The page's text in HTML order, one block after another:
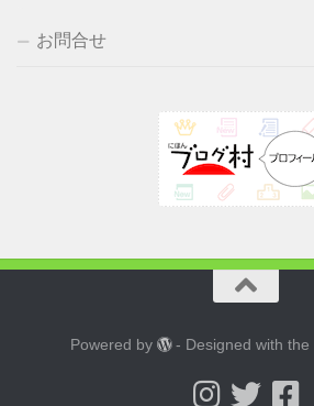
お問合せ
Powered by - Designed with the